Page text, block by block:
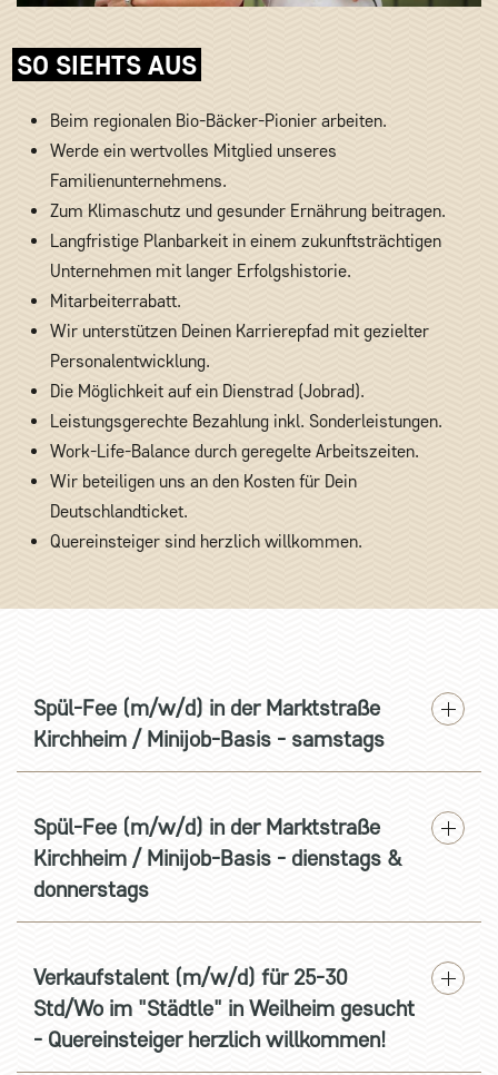
SO SIEHTS AUS
Beim regionalen Bio-Bäcker-Pionier arbeiten.
Werde ein wertvolles Mitglied unseres
Familienunternehmens.
Zum Klimaschutz und gesunder Ernährung beitragen.
Langfristige Planbarkeit in einem zukunftsträchtigen
Unternehmen mit langer Erfolgshistorie.
Mitarbeiterrabatt.
Wir unterstützen Deinen Karrierepfad mit gezielter
Personalentwicklung.
Die Möglichkeit auf ein Dienstrad (Jobrad).
Leistungsgerechte Bezahlung inkl. Sonderleistungen.
Work-Life-Balance durch geregelte Arbeitszeiten.
Wir beteiligen uns an den Kosten für Dein
Deutschlandticket.
Quereinsteiger sind herzlich willkommen.
Spül-Fee (m/w/d) in der Marktstraße
Kirchheim / Minijob-Basis - samstags
Spül-Fee (m/w/d) in der Marktstraße
Kirchheim / Minijob-Basis - dienstags &
donnerstags
Verkaufstalent (m/w/d) für 25-30
Std/Wo im "Städtle" in Weilheim gesucht
- Quereinsteiger herzlich willkommen!